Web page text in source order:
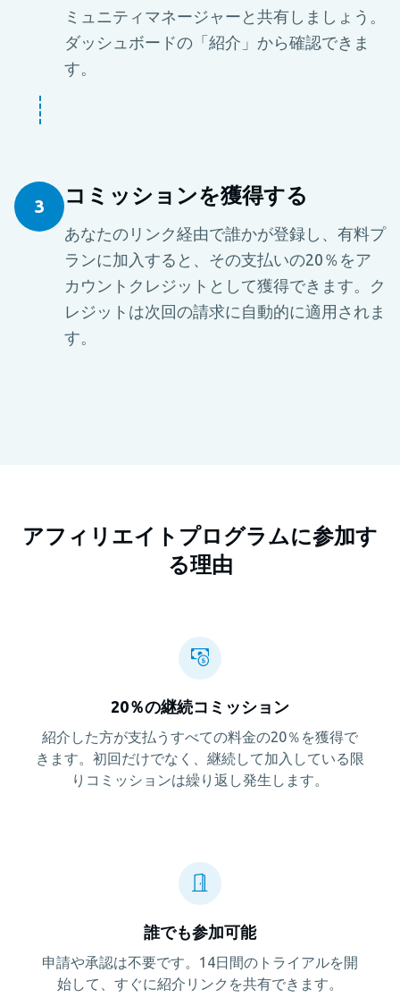
ミュニティマネージャーと共有しましょう。
ダッシュボードの「紹介」から確認できま
す。
3 コミッションを獲得する
あなたのリンク経由で誰かが登録し、有料プ
ランに加入すると、その支払いの20％をア
カウントクレジットとして獲得できます。ク
レジットは次回の請求に自動的に適用されま
す。
アフィリエイトプログラムに参加す
る理由
20％の継続コミッション
紹介した方が支払うすべての料金の20％を獲得で
きます。初回だけでなく、継続して加入している限
りコミッションは繰り返し発生します。
誰でも参加可能
申請や承認は不要です。14日間のトライアルを開
始して、すぐに紹介リンクを共有できます。